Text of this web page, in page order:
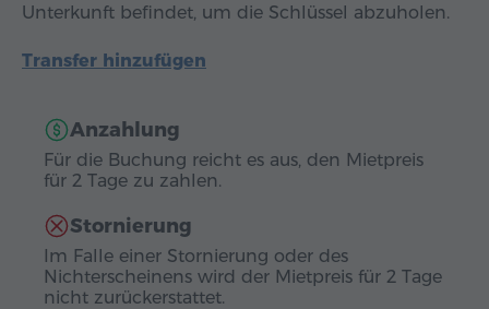
Unterkunft befindet, um die Schlüssel abzuholen.
Transfer hinzufügen
Anzahlung
Für die Buchung reicht es aus, den Mietpreis
für 2 Tage zu zahlen.
Stornierung
Im Falle einer Stornierung oder des
Nichterscheinens wird der Mietpreis für 2 Tage
nicht zurückerstattet.